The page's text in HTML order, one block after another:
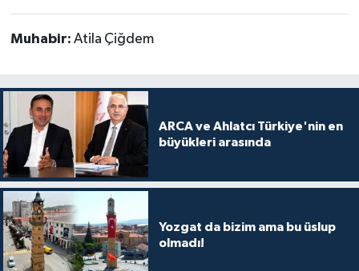
Muhabir: Atila Çiğdem
ARCA ve Ahlatcı Türkiye'nin en
büyükleri arasında
Yozgat da bizim ama bu üslup
olmadı!